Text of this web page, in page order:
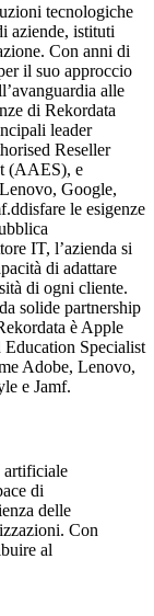
tecnologiche
aziende, istituti
Con anni di
il suo approccio
alle
di Rekordata
leader
Reseller
(AAES), e
Google,
le esigenze
IT, l’azienda si
di adattare
di ogni cliente.
solide partnership
è Apple
Specialist
Adobe, Lenovo,
e Jamf.
artificiale
di
delle
Con
al